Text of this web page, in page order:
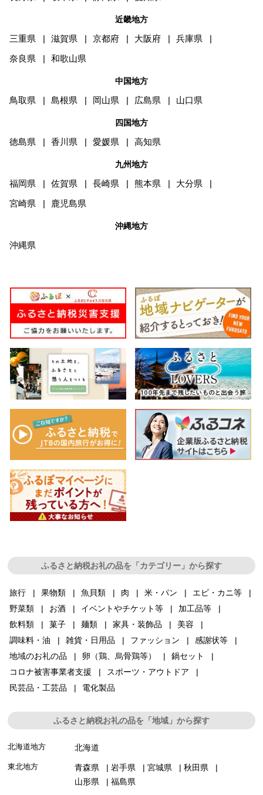
近畿地方
三重県 滋賀県 京都府 大阪府
兵庫県
奈良県
和歌山県
中国地方
鳥取県 島根県 岡山県 広島県 山口県
四国地方
徳島県 香川県 愛媛県 高知県
九州地方
福岡県 佐賀県 長崎県 熊本県
大分県
宮崎県
鹿児島県
沖縄地方
沖縄県
ふるさと納税お礼の品を「カテゴリー」から探す
旅行 果物類 魚貝類 肉 米・パン
エビ・カニ等
野菜類
お酒 イベントやチケット等
加工品等
飲料類
菓子 麺類 家具・装飾品
美容
調味料・油
雑貨・日用品 ファッション
感謝状等
地域のお礼の品
卵（鶏、烏骨鶏等）
鍋セット
コロナ被害事業者支援
スポーツ・アウトドア
民芸品・工芸品
電化製品
ふるさと納税お礼の品を「地域」から探す
北海道地方 北海道
東北地方 青森県 岩手県 宮城県
秋田県
山形県
福島県